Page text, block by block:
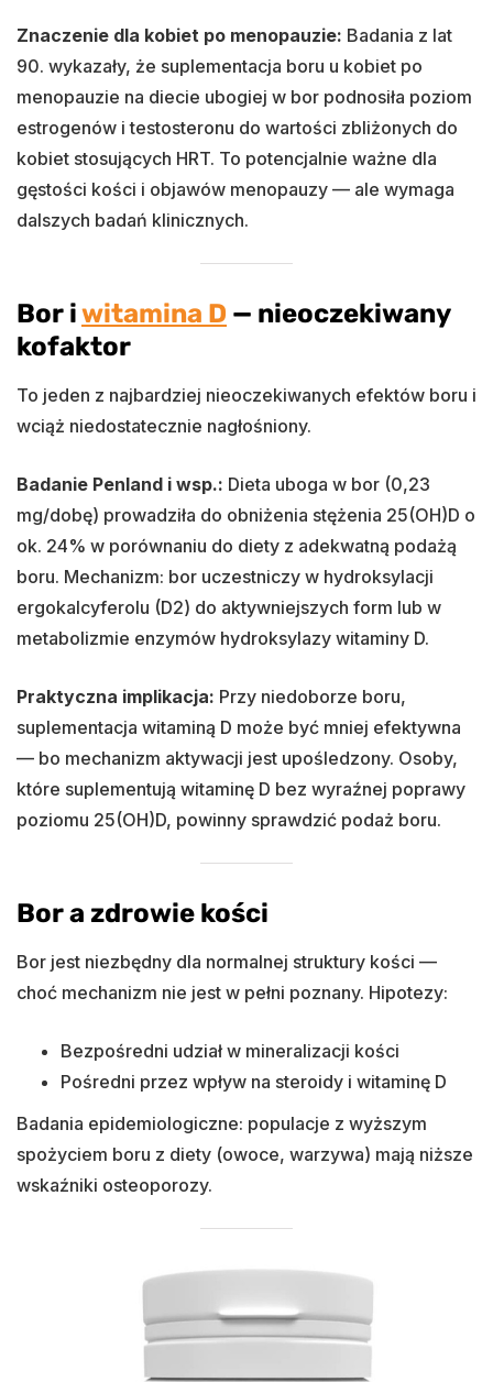
Znaczenie dla kobiet po menopauzie: Badania z lat
90. wykazały, że suplementacja boru u kobiet po
menopauzie na diecie ubogiej w bor podnosiła poziom
estrogenów i testosteronu do wartości zbliżonych do
kobiet stosujących HRT. To potencjalnie ważne dla
gęstości kości i objawów menopauzy — ale wymaga
dalszych badań klinicznych.
Bor iwitamina D — nieoczekiwany
kofaktor
To jeden z najbardziej nieoczekiwanych efektów boru i
wciąż niedostatecznie nagłośniony.
Badanie Penland i wsp.: Dieta uboga w bor (0,23
mg/dobę) prowadziła do obniżenia stężenia 25(OH)D o
ok. 24% w porównaniu do diety z adekwatną podażą
boru. Mechanizm: bor uczestniczy w hydroksylacji
ergokalcyferolu (D2) do aktywniejszych form lub w
metabolizmie enzymów hydroksylazy witaminy D.
Praktyczna implikacja: Przy niedoborze boru,
suplementacja witaminą D może być mniej efektywna
— bo mechanizm aktywacji jest upośledzony. Osoby,
które suplementują witaminę D bez wyraźnej poprawy
poziomu 25(OH)D, powinny sprawdzić podaż boru.
Bor a zdrowie kości
Bor jest niezbędny dla normalnej struktury kości —
choć mechanizm nie jest w pełni poznany. Hipotezy:
Bezpośredni udział w mineralizacji kości
Pośredni przez wpływ na steroidy i witaminę D
Badania epidemiologiczne: populacje z wyższym
spożyciem boru z diety (owoce, warzywa) mają niższe
wskaźniki osteoporozy.